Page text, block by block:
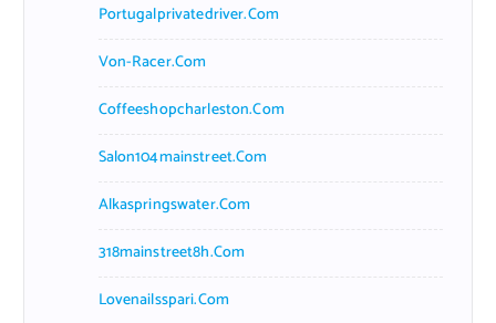
Portugalprivatedriver.com
Von-Racer.com
Coffeeshopcharleston.com
Salon104mainstreet.com
Alkaspringswater.com
318mainstreet8h.com
Lovenailsspari.com